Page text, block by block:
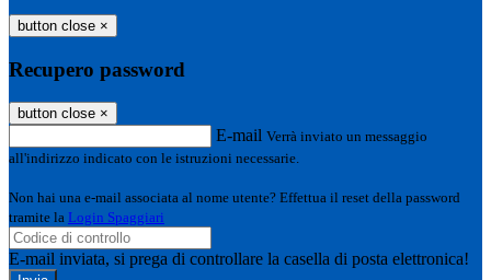
button close ×
Recupero password
button close ×
E-mail Verrà inviato un messaggio
all'indirizzo indicato con le istruzioni necessarie.
Non hai una e-mail associata al nome utente? Effettua il reset della password
tramite la Login Spaggiari
E-mail inviata, si prega di controllare la casella di posta elettronica!